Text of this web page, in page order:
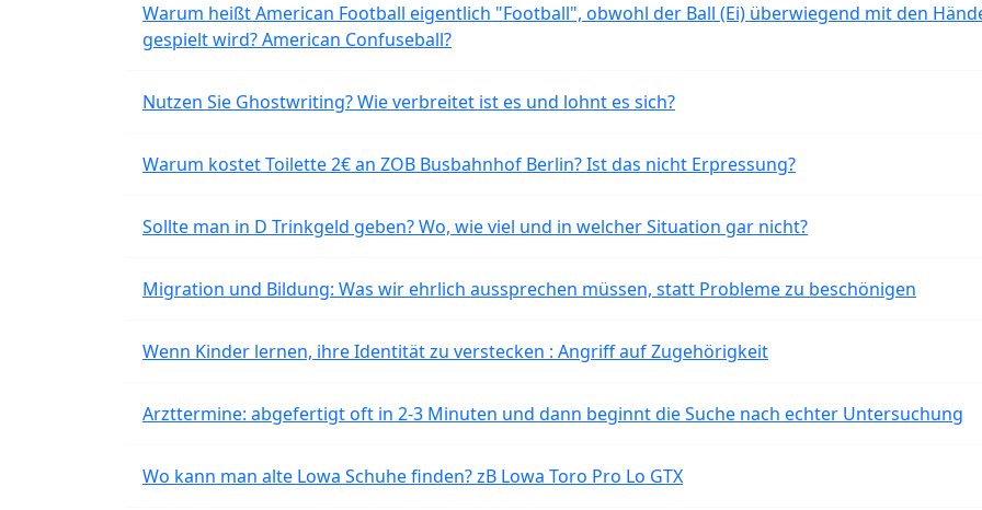
Warum heißt American Football eigentlich "Football", obwohl der Ball (Ei) überwiegend mit den
gespielt wird? American Confuseball?
Nutzen Sie Ghostwriting? Wie verbreitet ist es und lohnt es sich?
Warum kostet Toilette 2€ an ZOB Busbahnhof Berlin? Ist das nicht Erpressung?
Sollte man in D Trinkgeld geben? Wo, wie viel und in welcher Situation gar nicht?
Migration und Bildung: Was wir ehrlich aussprechen müssen, statt Probleme zu beschönigen
Wenn Kinder lernen, ihre Identität zu verstecken : Angriff auf Zugehörigkeit
Arzttermine: abgefertigt oft in 2-3 Minuten und dann beginnt die Suche nach echter Untersuchung
Wo kann man alte Lowa Schuhe finden? zB Lowa Toro Pro Lo GTX